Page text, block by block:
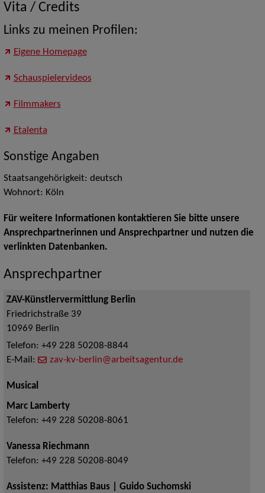
Vita / Credits
Links zu meinen Profilen:
Eigene Homepage
Schauspielervideos
Filmmakers
Etalenta
Sonstige Angaben
Staatsangehörigkeit: deutsch
Wohnort: Köln
Für weitere Informationen kontaktieren Sie bitte unsere
Ansprechpartnerinnen und Ansprechpartner und nutzen die
verlinkten Datenbanken.
Ansprechpartner
ZAV-Künstlervermittlung Berlin
Friedrichstraße 39
10969 Berlin
Telefon: +49 228 50208-8844
E-Mail:
zav-kv-berlin@arbeitsagentur.de
Musical
Marc Lamberty
Telefon: +49 228 50208-8061
Vanessa Riechmann
Telefon: +49 228 50208-8049
Assistenz: Matthias Baus | Guido Suchomski